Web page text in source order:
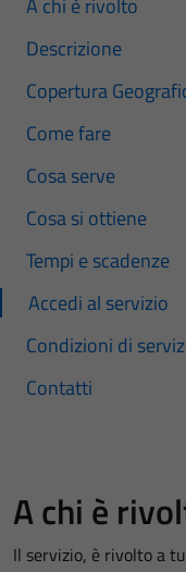
A chi è rivolto
Descrizione
Copertura
Come fare
Cosa serve
Cosa si ottiene
Tempi e scadenze
Accedi al servizio
Condizioni di
Contatti
A chi è
Il servizio, è rivolto a